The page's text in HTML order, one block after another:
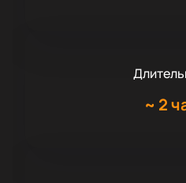
~ 2